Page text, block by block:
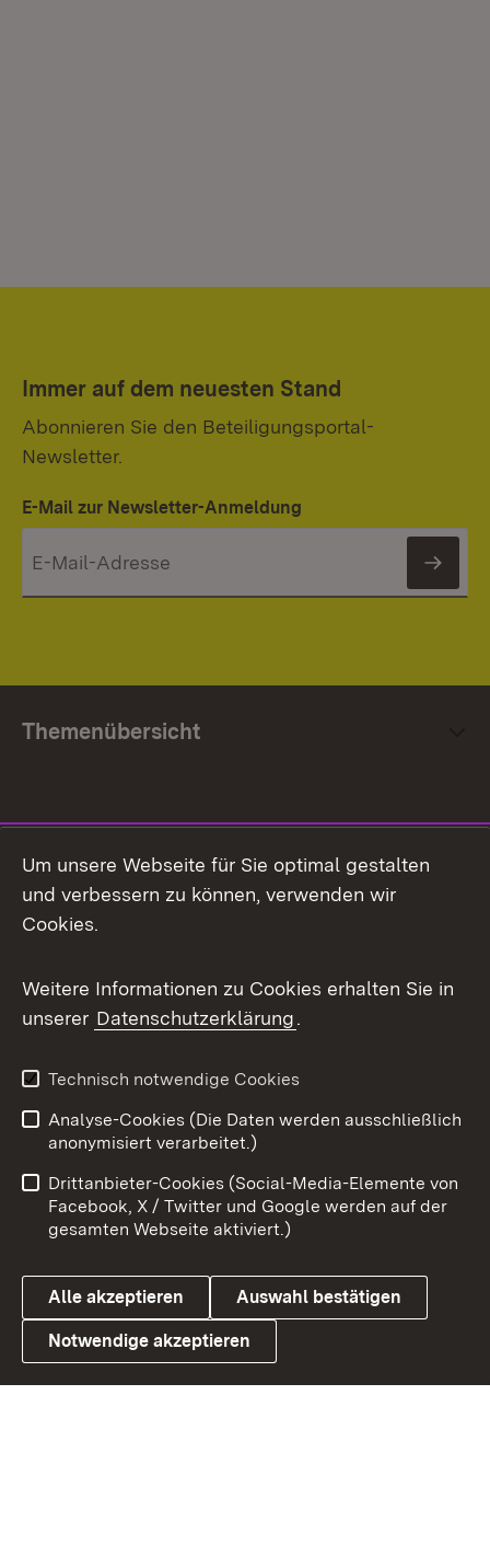
Immer auf dem neuesten Stand
Abonnieren Sie den Beteiligungsportal-
Newsletter.
E-Mail zur Newsletter-Anmeldung
Themenübersicht
Facebook
X / Twitter
Youtube
Link zum Landesportal
Impressum
Kontakt
Barrierefreiheit
Datenschutz
Cookies
Um unsere Webseite für Sie optimal gestalten
und verbessern zu können, verwenden wir
Cookies.
Weitere Informationen zu Cookies erhalten Sie in
unserer Datenschutzerklärung.
Technisch notwendige Cookies
Analyse-Cookies (Die Daten werden ausschließlich
anonymisiert verarbeitet.)
Drittanbieter-Cookies (Social-Media-Elemente von
Facebook, X / Twitter und Google werden auf der
gesamten Webseite aktiviert.)
Alle akzeptieren Auswahl bestätigen
Notwendige akzeptieren